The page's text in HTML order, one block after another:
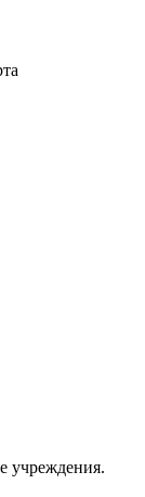
учреждения.